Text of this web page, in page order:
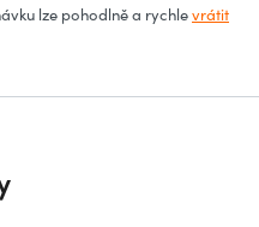
lze pohodlně a rychlevrátit